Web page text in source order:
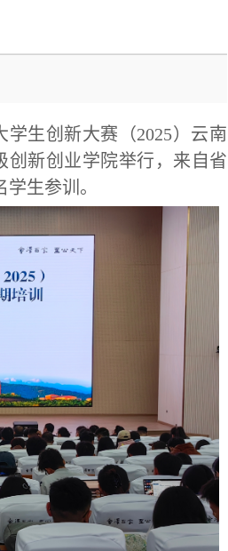
学生创新大赛（2025）云南
创新创业学院举行，来自省
生参训。